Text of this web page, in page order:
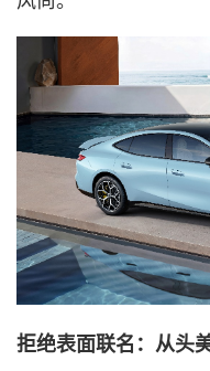
拒绝表面联名：从头